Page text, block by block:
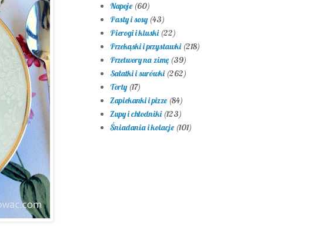
Napoje (60)
Pasty i sosy (43)
Pierogi i kluski (22)
Przekąski i przystawki (218)
Przetwory na zimę (39)
Sałatki i surówki (262)
Torty (17)
Zapiekanki i pizze (84)
Zupy i chłodniki (123)
Śniadania i kolacje (101)